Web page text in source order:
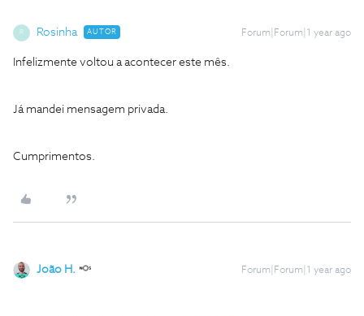
R Rosinha AUTOR Forum|Forum|1 year ago
Infelizmente voltou a acontecer este mês.
Já mandei mensagem privada.
Cumprimentos.
João H. Forum|Forum|1 year ago